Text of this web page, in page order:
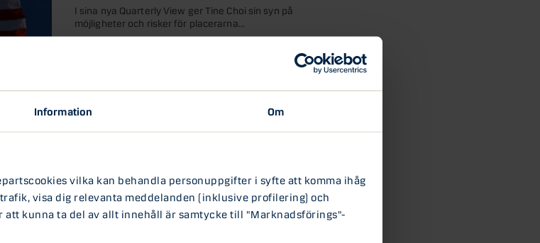
Information Om
vilka kan behandla personuppgifter i syfte att komma ihåg
visa dig relevanta meddelanden (inklusive profilering) och
att kunna ta del av allt innehåll är samtycke till "Marknadsförings"-
I sina nya Quarterly View ger Tine Choi sin syn på
möjligheter och risker för placerarna...